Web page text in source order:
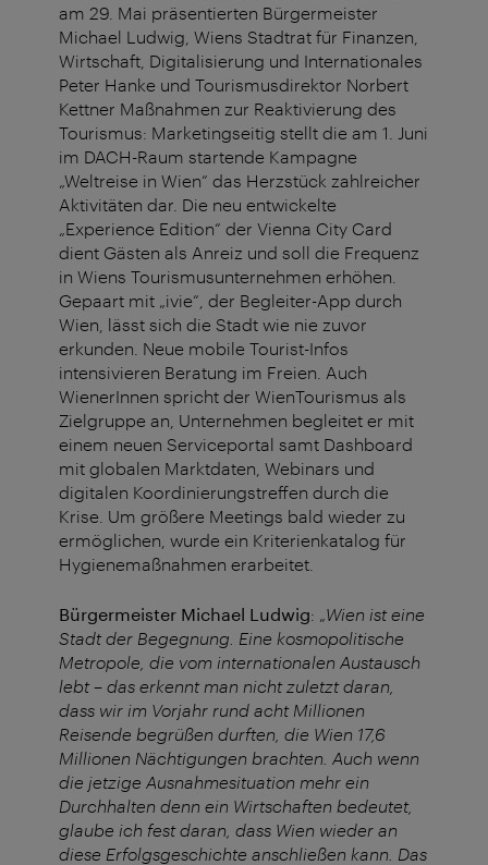
am 29. Mai präsentierten Bürgermeister
Michael Ludwig, Wiens Stadtrat für Finanzen,
Wirtschaft, Digitalisierung und Internationales
Peter Hanke und Tourismusdirektor Norbert
Kettner Maßnahmen zur Reaktivierung des
Tourismus: Marketingseitig stellt die am 1. Juni
im DACH-Raum startende Kampagne
„Weltreise in Wien“ das Herzstück zahlreicher
Aktivitäten dar. Die neu entwickelte
„Experience Edition“ der Vienna City Card
dient Gästen als Anreiz und soll die Frequenz
in Wiens Tourismusunternehmen erhöhen.
Gepaart mit „ivie“, der Begleiter-App durch
Wien, lässt sich die Stadt wie nie zuvor
erkunden. Neue mobile Tourist-Infos
intensivieren Beratung im Freien. Auch
WienerInnen spricht der WienTourismus als
Zielgruppe an, Unternehmen begleitet er mit
einem neuen Serviceportal samt Dashboard
mit globalen Marktdaten, Webinars und
digitalen Koordinierungstreffen durch die
Krise. Um größere Meetings bald wieder zu
ermöglichen, wurde ein Kriterienkatalog für
Hygienemaßnahmen erarbeitet.
Bürgermeister Michael Ludwig: „ Wien ist eine
Stadt der Begegnung. Eine kosmopolitische
Metropole, die vom internationalen Austausch
lebt – das erkennt man nicht zuletzt daran,
dass wir im Vorjahr rund acht Millionen
Reisende begrüßen durften, die Wien 17,6
Millionen Nächtigungen brachten. Auch wenn
die jetzige Ausnahmesituation mehr ein
Durchhalten denn ein Wirtschaften bedeutet,
glaube ich fest daran, dass Wien wieder an
diese Erfolgsgeschichte anschließen kann. Das